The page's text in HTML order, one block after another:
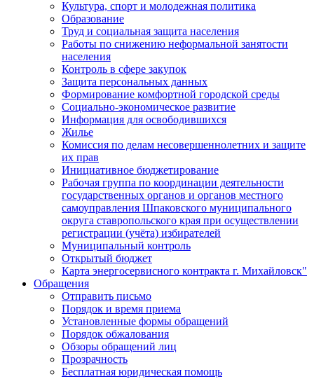
Культура, спорт и молодежная политика
Образование
Труд и социальная защита населения
Работы по снижению неформальной занятости
населения
Контроль в сфере закупок
Защита персональных данных
Формирование комфортной городской среды
Социально-экономическое развитие
Информация для освободившихся
Жилье
Комиссия по делам несовершеннолетних и защите
их прав
Инициативное бюджетирование
Рабочая группа по координации деятельности
государственных органов и органов местного
самоуправления Шпаковского муниципального
округа ставропольского края при осуществлении
регистрации (учёта) избирателей
Муниципальный контроль
Открытый бюджет
Карта энергосервисного контракта г. Михайловск"
Обращения
Отправить письмо
Порядок и время приема
Установленные формы обращений
Порядок обжалования
Обзоры обращений лиц
Прозрачность
Бесплатная юридическая помощь